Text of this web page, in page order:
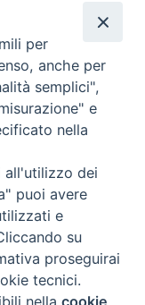
- Tutti i
per
anche per
semplici",
e
nella
all'utilizzo dei
puoi avere
e
su
proseguirai
tecnici.